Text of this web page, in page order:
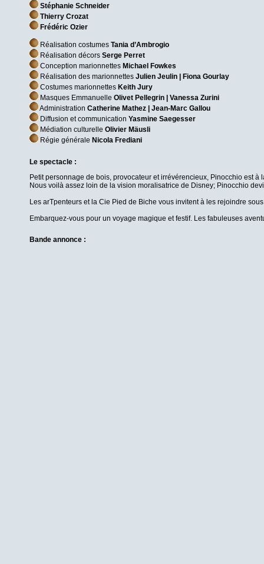
Stéphanie Schneider
Thierry Crozat
Frédéric Ozier
Réalisation costumes Tania d’Ambrogio
Réalisation décors Serge Perret
Conception marionnettes Michael Fowkes
Réalisation des marionnettes Julien Jeulin | Fiona Gourlay
Costumes marionnettes Keith Jury
Masques Emmanuelle Olivet Pellegrin | Vanessa Zurini
Administration Catherine Mathez | Jean-Marc Gallou
Diffusion et communication Yasmine Saegesser
Médiation culturelle Olivier Mäusli
Régie générale Nicola Frediani
Le spectacle :
Petit personnage de bois, provocateur et irrévérencieux, Pinocchio est
Nous voilà assez loin de la vision moralisatrice de Disney; Pinocchio
Les arTpenteurs et la Cie Pied de Biche vous invitent à les rejoindre
Embarquez-vous pour un voyage magique et festif. Les fabuleuses
Bande annonce :